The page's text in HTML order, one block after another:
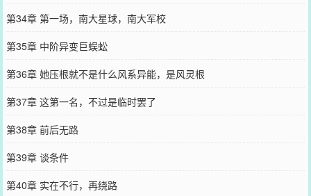
第34章 第一场，南大星球，南大军校
第35章 中阶异变巨蜈蚣
第36章 她压根就不是什么风系异能，是风灵根
第37章 这第一名，不过是临时罢了
第38章 前后无路
第39章 谈条件
第40章 实在不行，再绕路